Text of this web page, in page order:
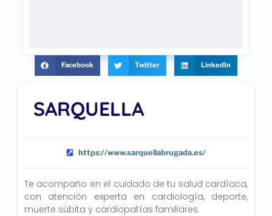
SARQUELLA
https://www.sarquellabrugada.es/
Te acompaño en el cuidado de tu salud cardíaca,
con atención experta en cardiología, deporte,
muerte súbita y cardiopatías familiares.
Facebook Twitter LinkedIn